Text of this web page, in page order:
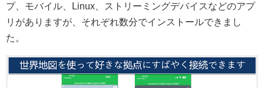
プ、モバイル、Linux、ストリーミングデバイスなどのアプ
リがありますが、それぞれ数分でインストールできまし
た。